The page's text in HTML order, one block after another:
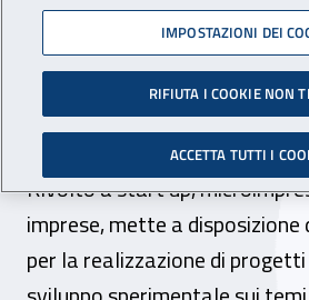
Da Inail e Artes
Bit per
trasferimento
Rivolto a start up,
imprese, mette a disposizione
per la realizzazione di
IMPOSTAZIONI DEI
RIFIUTA I COOKIE NON
ACCETTA TUTTI I